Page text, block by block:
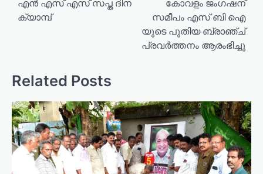
a
i
g
a
എൻ എസ് എസ് സപ്ത ദിന
ക്യാമ്പ്
കോവളം ജംഗഷന്
സമീപം എസ് ബി ഐ
യുടെ പുതിയ ബ്രാഞ്ച്
പ്രവർത്തനം ആരംഭിച്ചു
Related Posts